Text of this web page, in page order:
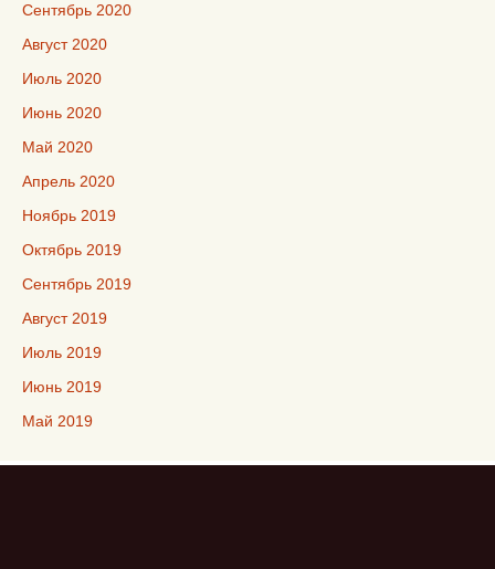
Сентябрь 2020
Август 2020
Июль 2020
Июнь 2020
Май 2020
Апрель 2020
Ноябрь 2019
Октябрь 2019
Сентябрь 2019
Август 2019
Июль 2019
Июнь 2019
Май 2019